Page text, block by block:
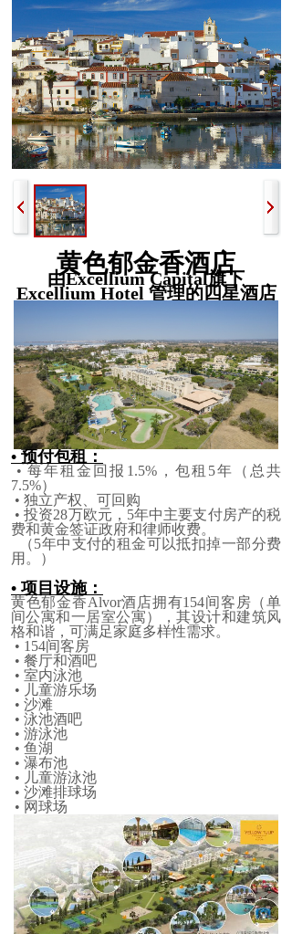
黄色郁金香酒店
由Excellium Capital旗下
Excellium Hotel 管理的四星酒店
• 预付包租：
• 每年租金回报1.5%，包租5年（总共
7.5%）
• 独立产权、可回购
• 投资28万欧元，5年中主要支付房产的税
费和黄金签证政府和律师收费。
（5年中支付的租金可以抵扣掉一部分费
用。）
• 项目设施：
黄色郁金香Alvor酒店拥有154间客房（单
间公寓和一居室公寓），其设计和建筑风
格和谐，可满足家庭多样性需求。
• 154间客房
• 餐厅和酒吧
• 室内泳池
• 儿童游乐场
• 沙滩
• 泳池酒吧
• 游泳池
• 鱼湖
• 瀑布池
• 儿童游泳池
• 沙滩排球场
• 网球场